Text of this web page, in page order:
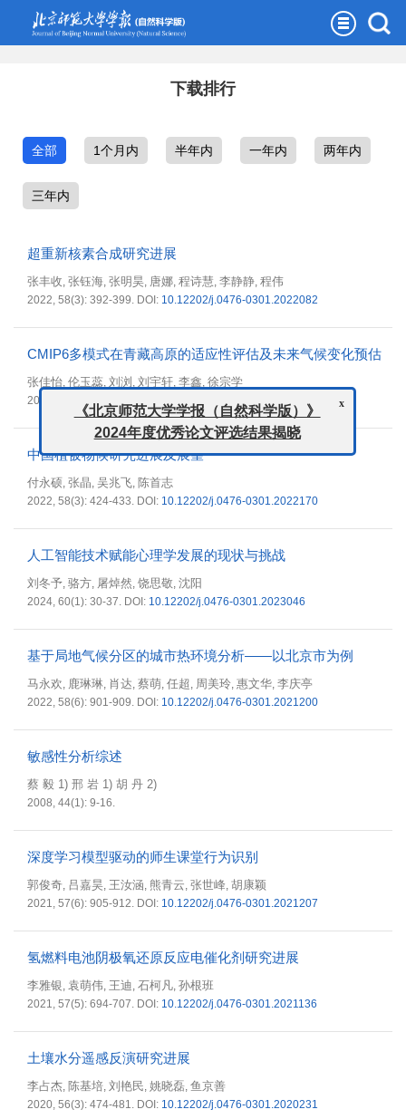
下载排行
全部 1个月内 半年内 一年内 两年内
三年内
超重新核素合成研究进展
张丰收, 张钰海, 张明昊, 唐娜, 程诗慧, 李静静, 程伟
2022, 58(3): 392-399. DOI: 10.12202/j.0476-0301.2022082
CMIP6多模式在青藏高原的适应性评估及未来气候变化预估
张佳怡, 伦玉蕊, 刘浏 , 刘宇轩, 李鑫, 徐宗学
2022, 58(1): 77-89. DOI: 10.12202/j.0476-0301.2021114
中国植被物候研究进展及展望
付永硕, 张晶, 吴兆飞, 陈首志
2022, 58(3): 424-433. DOI: 10.12202/j.0476-0301.2022170
人工智能技术赋能心理学发展的现状与挑战
刘冬予, 骆方, 屠焯然, 饶思敬, 沈阳
2024, 60(1): 30-37. DOI: 10.12202/j.0476-0301.2023046
基于局地气候分区的城市热环境分析——以北京市为例
马永欢, 鹿琳琳, 肖达, 蔡萌, 任超, 周美玲, 惠文华, 李庆亭
2022, 58(6): 901-909. DOI: 10.12202/j.0476-0301.2021200
敏感性分析综述
蔡 毅 1) 邢 岩 1) 胡 丹 2)
2008, 44(1): 9-16.
深度学习模型驱动的师生课堂行为识别
郭俊奇, 吕嘉昊, 王汝涵, 熊青云, 张世峰, 胡康颖
2021, 57(6): 905-912. DOI: 10.12202/j.0476-0301.2021207
氢燃料电池阴极氧还原反应电催化剂研究进展
李雅银, 袁萌伟, 王迪, 石柯凡, 孙根班
2021, 57(5): 694-707. DOI: 10.12202/j.0476-0301.2021136
土壤水分遥感反演研究进展
李占杰, 陈基培, 刘艳民, 姚晓磊, 鱼京善
2020, 56(3): 474-481. DOI: 10.12202/j.0476-0301.2020231
x
《北京师范大学学报（自然科学版）》
2024年度优秀论文评选结果揭晓